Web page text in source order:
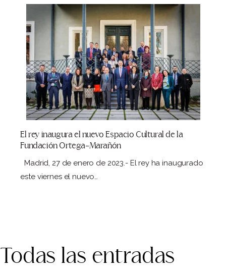
El rey inaugura el nuevo Espacio Cultural de la
Fundación Ortega-Marañón
Madrid, 27 de enero de 2023.- El rey ha inaugurado
este viernes el nuevo…
Todas las entradas